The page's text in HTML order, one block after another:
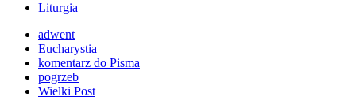
Liturgia
adwent
Eucharystia
komentarz do Pisma
pogrzeb
Wielki Post